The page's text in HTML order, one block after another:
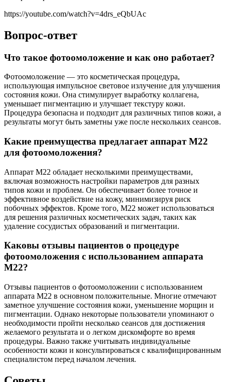
https://youtube.com/watch?v=4drs_eQbUAc
Вопрос-ответ
Что такое фотоомоложение и как оно работает?
Фотоомоложение — это косметическая процедура,
использующая импульсное световое излучение для улучшения
состояния кожи. Она стимулирует выработку коллагена,
уменьшает пигментацию и улучшает текстуру кожи.
Процедура безопасна и подходит для различных типов кожи, а
результаты могут быть заметны уже после нескольких сеансов.
Какие преимущества предлагает аппарат M22
для фотоомоложения?
Аппарат M22 обладает несколькими преимуществами,
включая возможность настройки параметров для разных
типов кожи и проблем. Он обеспечивает более точное и
эффективное воздействие на кожу, минимизируя риск
побочных эффектов. Кроме того, M22 может использоваться
для решения различных косметических задач, таких как
удаление сосудистых образований и пигментации.
Каковы отзывы пациентов о процедуре
фотоомоложения с использованием аппарата
M22?
Отзывы пациентов о фотоомоложении с использованием
аппарата M22 в основном положительные. Многие отмечают
заметное улучшение состояния кожи, уменьшение морщин и
пигментации. Однако некоторые пользователи упоминают о
необходимости пройти несколько сеансов для достижения
желаемого результата и о легком дискомфорте во время
процедуры. Важно также учитывать индивидуальные
особенности кожи и консультироваться с квалифицированным
специалистом перед началом лечения.